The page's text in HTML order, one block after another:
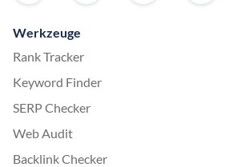
Werkzeuge
Rank Tracker
Keyword Finder
SERP Checker
Web Audit
Backlink Checker